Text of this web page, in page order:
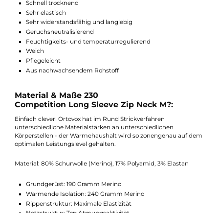
Produkt wirklich so aussieht
Funktionen 230 Competition Long Sleeve
Neck M?:
Halbkragen
Zip-Neck
Schnell trocknend
Sehr elastisch
Geruchsneutralisierend
Feuchtigkeits- und temperaturregulierend
Weich
Aus nachwachsendem Rohstoff
Material & Maße 230
Competition Long Sleeve Zip Neck M?: